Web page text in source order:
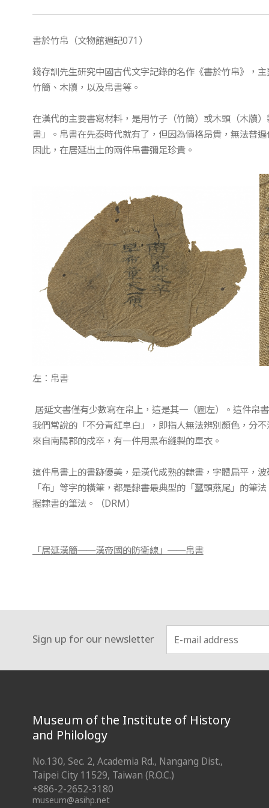
書於竹帛（文物館週記071）
錢存訓先生研究中國古代文字記錄的名作《書於竹帛》，
竹簡、木牘，以及帛書等。
在漢代的主要書寫材料，是用竹子（竹簡）或木頭（木牘
書」。帛書在先秦時代就有了，但因為價格昂貴，無法普
因此，在居延出土的兩件帛書彌足珍貴。
左：帛書 右：帛
居延文書僅有少數寫在帛上，這是其一（圖左）。這件帛
我們常說的「不分青紅皁白」，即指人無法辨別顏色，分
來自南陽郡的戍卒，有一件用黑布縫製的單衣。
這件帛書上的書跡優美，是漢代成熟的隸書，字體扁平，
「布」等字的橫筆，都是隸書最典型的「蠶頭燕尾」的筆
握隸書的筆法。（DRM）
「居延漢簡──漢帝國的防衛線」──帛書
Sign up for our newsletter
:::
Museum of the Institute of History
and Philology
No.130, Sec. 2, Academia Rd., Nangang Dist.,
Taipei City 11529, Taiwan (R.O.C.)
+886-2-2652-3180
museum@asihp.net